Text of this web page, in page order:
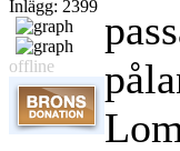
Inlägg: 2399
offline